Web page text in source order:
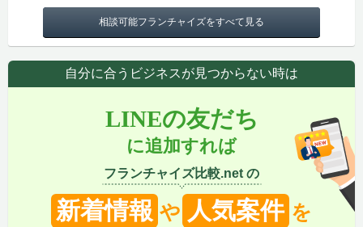
相談可能フランチャイズをすべて見る
自分に合うビジネスが見つからない時は
LINEの友だち
に追加すれば
フランチャイズ比較.net の
新着情報 や 人気案件 を